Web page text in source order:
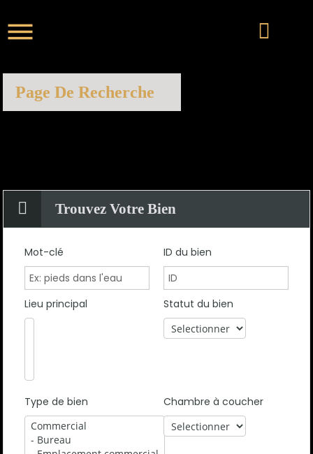
Page De Recherche
Trouvez Votre Bien
Mot-clé ID du bien
Lieu principal Statut du bien
Type de bien Chambre à coucher